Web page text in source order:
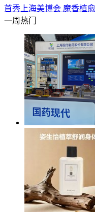
首秀上海美博会 魔香植
一周热门